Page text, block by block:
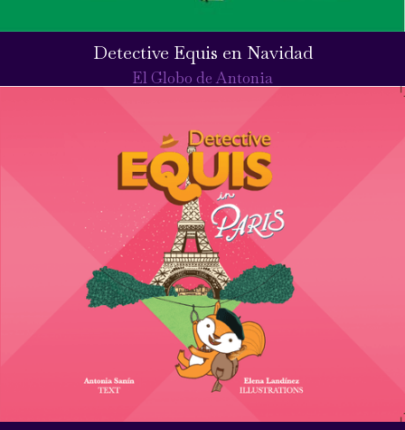
Detective Equis en Navidad
El Globo de Antonia